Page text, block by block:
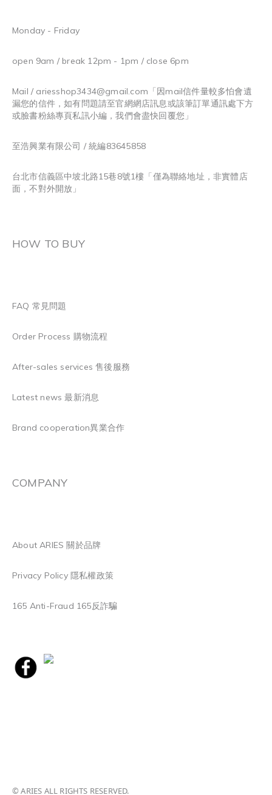
Monday - Friday
open 9am / break 12pm - 1pm / close 6pm
Mail / ariesshop3434@gmail.com 「因mail信件量較多怕會遺
漏您的信件，如有問題請至官網網店訊息或該筆訂單通訊處下方
或臉書粉絲專頁私訊小編，我們會盡快回覆您」
至浩興業有限公司 / 統編83645858
台北市信義區中坡北路15巷8號1樓「僅為聯絡地址，非實體店
面，不對外開放」
HOW TO BUY
FAQ 常見問題
Order Process 購物流程
After-sales services 售後服務
Latest news 最新消息
Brand cooperation異業合作
COMPANY
About ARIES 關於品牌
Privacy Policy 隱私權政策
165 Anti-Fraud 165反詐騙
© ARIES ALL RIGHTS RESERVED.